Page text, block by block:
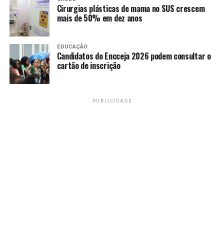
Cirurgias plásticas de mama no SUS crescem
mais de 50% em dez anos
EDUCAÇÃO
Candidatos do Encceja 2026 podem consultar o
cartão de inscrição
PUBLICIDADE